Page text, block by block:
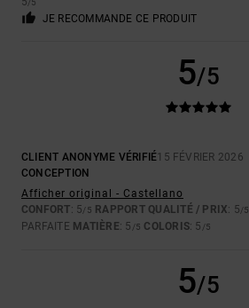
/5
JE RECOMMANDE CE PRODUIT
5/5
CLIENT ANONYME VÉRIFIÉ15 FÉVRIER 2026
CONCEPTION
Afficher original - Castellano
CONFORT: 5/5 RAPPORT QUALITÉ / PRIX: 5/5
PARFAITE MATIÈRE: 5 /5 COLORIS: 5 /5
5/5